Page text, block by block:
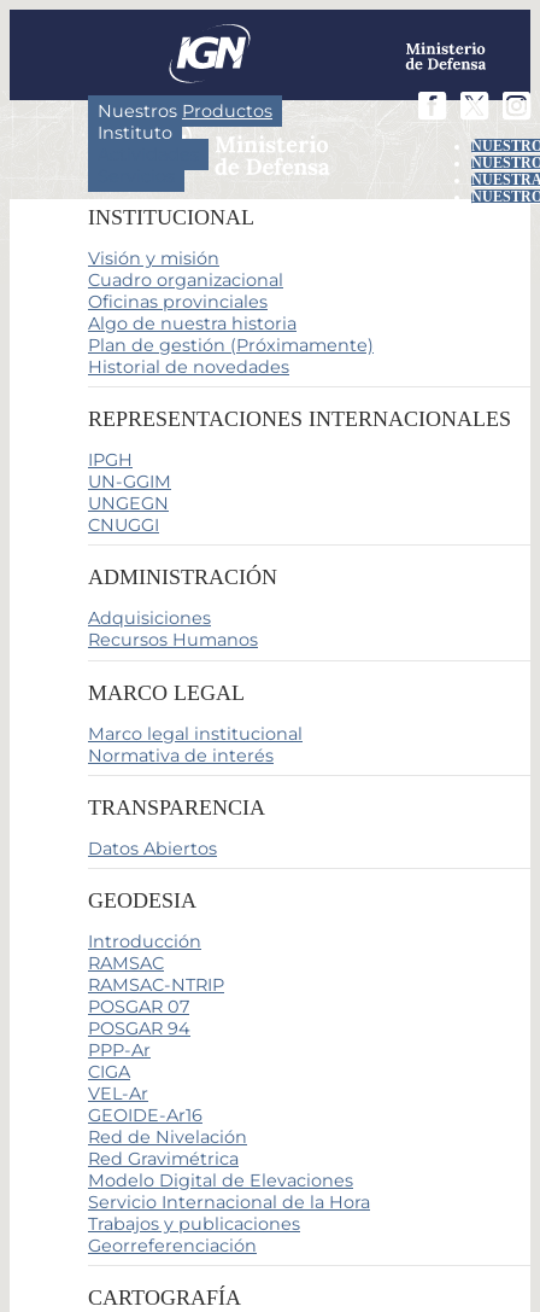
Nuestros Productos
Instituto
INSTITUCIONAL
Visión y misión
Cuadro organizacional
Oficinas provinciales
Algo de nuestra historia
Plan de gestión (Próximamente)
Historial de novedades
REPRESENTACIONES INTERNACIONALES
IPGH
UN-GGIM
UNGEGN
CNUGGI
ADMINISTRACIÓN
Adquisiciones
Recursos Humanos
MARCO LEGAL
Marco legal institucional
Normativa de interés
TRANSPARENCIA
Datos Abiertos
GEODESIA
Introducción
RAMSAC
RAMSAC-NTRIP
POSGAR 07
POSGAR 94
PPP-Ar
CIGA
VEL-Ar
GEOIDE-Ar16
Red de Nivelación
Red Gravimétrica
Modelo Digital de Elevaciones
Servicio Internacional de la Hora
Trabajos y publicaciones
Georreferenciación
CARTOGRAFÍA